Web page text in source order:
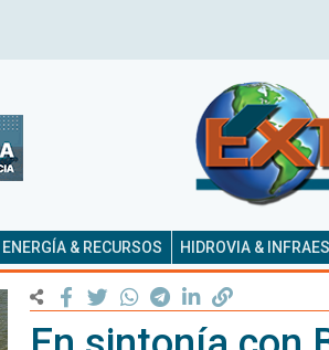
ENERGÍA & RECURSOS HIDROVIA &